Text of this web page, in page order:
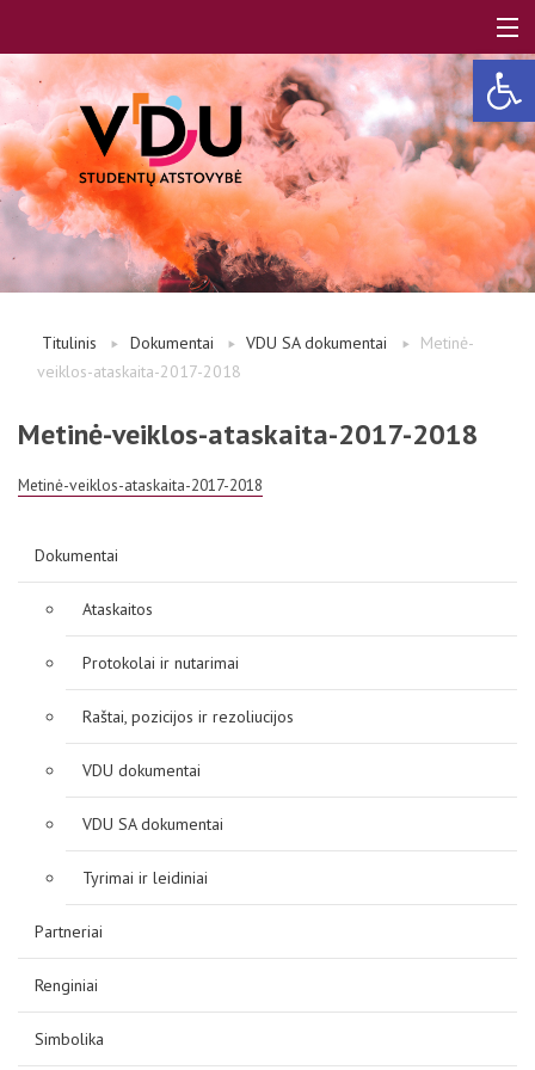
LT
D.U.K
Kontaktai
Privatumo politika
Titulinis Dokumentai VDU SA dokumentai
Metinė-
veiklos-ataskaita-2017-2018
Metinė-veiklos-ataskaita-2017-2018
Metinė-veiklos-ataskaita-2017-2018
Dokumentai
Ataskaitos
Protokolai ir nutarimai
Raštai, pozicijos ir rezoliucijos
VDU dokumentai
VDU SA dokumentai
Tyrimai ir leidiniai
Partneriai
Renginiai
Simbolika